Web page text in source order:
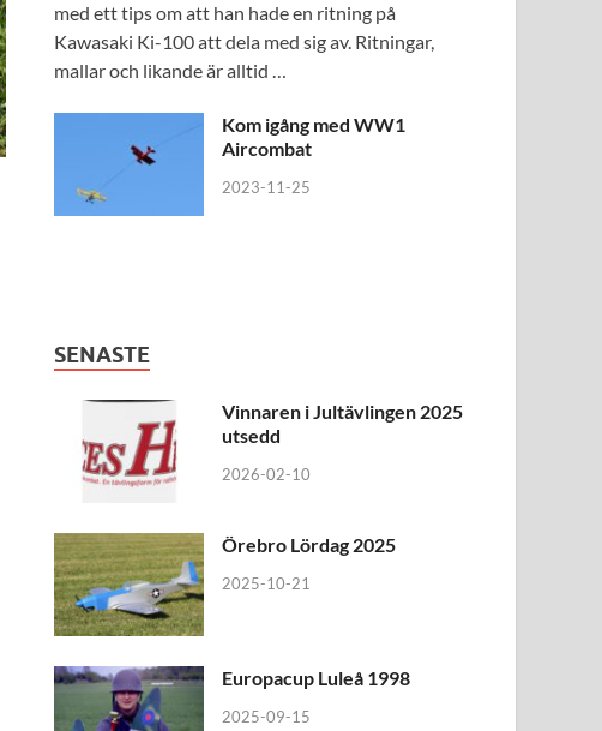
med ett tips om att han hade en ritning på
Kawasaki Ki-100 att dela med sig av. Ritningar,
mallar och likande är alltid …
Kom igång med WW1
Aircombat
2023-11-25
SENASTE
Vinnaren i Jultävlingen 2025
utsedd
2026-02-10
Örebro Lördag 2025
2025-10-21
Europacup Luleå 1998
2025-09-15